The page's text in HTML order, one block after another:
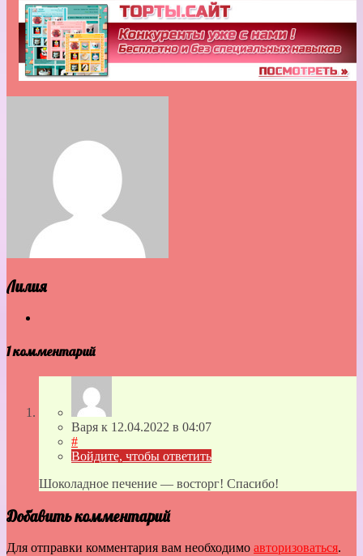
Лилия
1 комментарий
Варя к 12.04.2022 в 04:07
#
Войдите, чтобы ответить
Шоколадное печение — восторг! Спасибо!
Добавить комментарий
Для отправки комментария вам необходимо авторизоваться.